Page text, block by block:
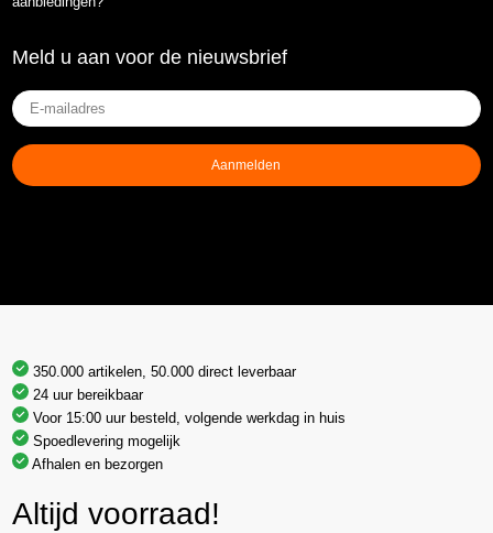
Meld u aan voor de nieuwsbrief
E-
mailadres(Vereist)
Aanmelden
350.000 artikelen, 50.000 direct leverbaar
24 uur bereikbaar
Voor 15:00 uur besteld, volgende werkdag in huis
Spoedlevering mogelijk
Afhalen en bezorgen
Altijd voorraad!